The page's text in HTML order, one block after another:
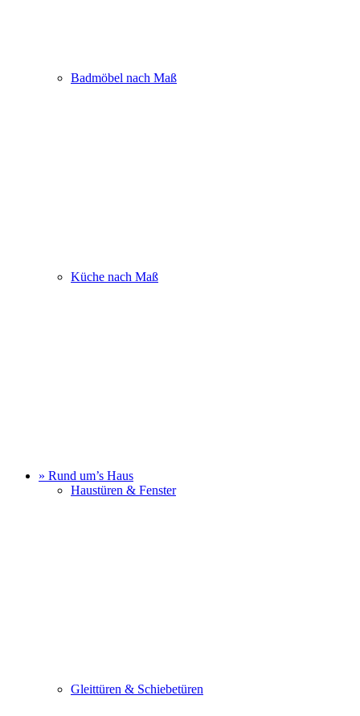
Badmöbel nach Maß
Küche nach Maß
» Rund um’s Haus
Haustüren & Fenster
Gleittüren & Schiebetüren